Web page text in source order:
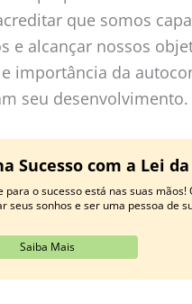
que somos
e alcançar nossos
importância da
seu desenvolvimento.
Sucesso com a Lei
para o sucesso está nas suas
seus sonhos e ser uma pessoa de
Saiba Mais